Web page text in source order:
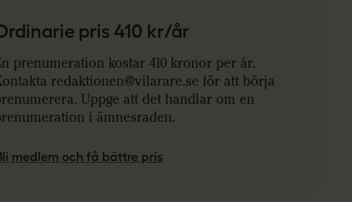
pris 410 kr/år
prenumeration kostar 410 kronor per år.
redaktionen@vilarare.se för att börja
Uppge att det handlar om en
i ämnesraden.
medlem och få bättre pris